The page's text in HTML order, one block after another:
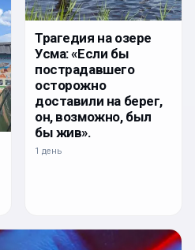
Трагедия на озере
Усма: «Если бы
пострадавшего
осторожно
доставили на берег,
он, возможно, был
бы жив».
1 день